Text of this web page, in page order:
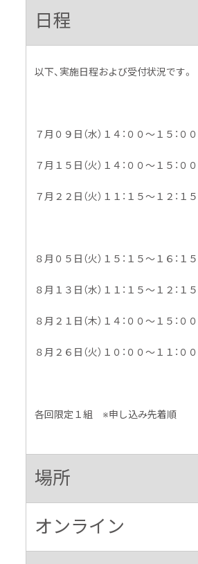
日程
以下、実施日程および受付状況です
７月０９日（水）１４：００～１５：０
７月１５日（火）１４：００～１５：０
７月２２日（火）１１：１５～１２：１
８月０５日（火）１５：１５～１６：１
８月１３日（水）１１：１５～１２：１
８月２１日（木）１４：００～１５：００
８月２６日（火）１０：００～１１：０
各回限定１組 ※申し込み先着順
場所
オンライン